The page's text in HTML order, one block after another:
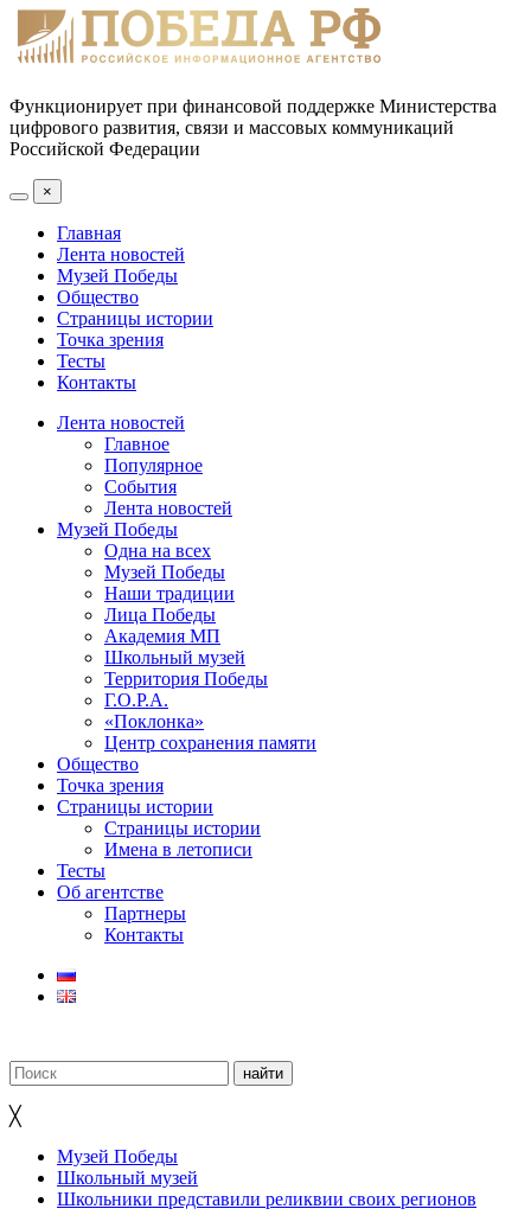
Функционирует при финансовой поддержке Министерства
цифрового развития, связи и массовых коммуникаций
Российской Федерации
×
Главная
Лента новостей
Музей Победы
Общество
Страницы истории
Точка зрения
Тесты
Контакты
Лента новостей
Главное
Популярное
События
Лента новостей
Музей Победы
Одна на всех
Музей Победы
Наши традиции
Лица Победы
Академия МП
Школьный музей
Территория Победы
Г.О.Р.А.
«Поклонка»
Центр сохранения памяти
Общество
Точка зрения
Страницы истории
Страницы истории
Имена в летописи
Тесты
Об агентстве
Партнеры
Контакты
╳
Музей Победы
Школьный музей
Школьники представили реликвии своих регионов